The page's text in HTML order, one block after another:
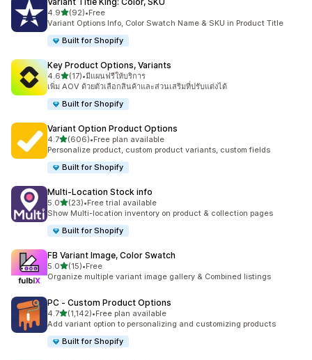
4.9เต็ม 5 ดาว
(92)
ทั้งหมด 92 รีวิว
•Free
Variant Options Info, Color Swatch Name & SKU in Product Title
Built for Shopify
Key Product Options, Variants
4.6เต็ม 5 ดาว
(17)
ทั้งหมด 17 รีวิว
•มีแผนฟรีให้บริการ
เพิ่ม AOV ด้วยตัวเลือกสินค้าและส่วนเสริมที่ปรับแต่งได้
Built for Shopify
Variant Option Product Options
4.7เต็ม 5 ดาว
(606)
ทั้งหมด 606 รีวิว
•Free plan available
Personalize product, custom product variants, custom fields
Built for Shopify
Multi‑Location Stock info
5.0เต็ม 5 ดาว
(23)
ทั้งหมด 23 รีวิว
•Free trial available
Show Multi-location inventory on product & collection pages
Built for Shopify
FB Variant Image, Color Swatch
5.0เต็ม 5 ดาว
(15)
ทั้งหมด 15 รีวิว
•Free
Organize multiple variant image gallery & Combined listings
PC ‑ Custom Product Options
4.7เต็ม 5 ดาว
(1,142)
ทั้งหมด 1142 รีวิว
•Free plan available
Add variant option to personalizing and customizing products
Built for Shopify